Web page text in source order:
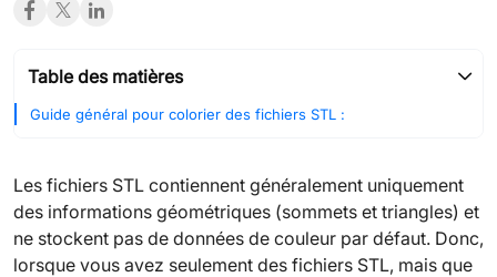
Table des matières
Guide général pour colorier des fichiers STL :
Les fichiers STL contiennent généralement uniquement
des informations géométriques (sommets et triangles) et
ne stockent pas de données de couleur par défaut. Donc,
lorsque vous avez seulement des fichiers STL, mais que